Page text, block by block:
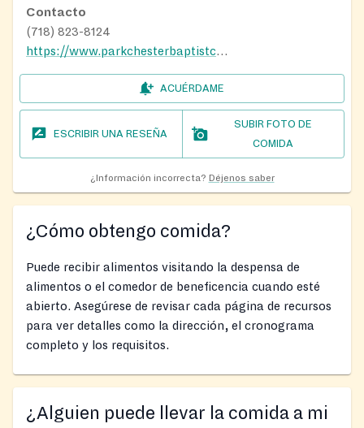
Contacto
(718) 823-8124
https://www.parkchesterbaptistchurch.org
ACUÉRDAME
ESCRIBIR UNA RESEÑA
SUBIR FOTO DE
COMIDA
¿Información incorrecta? Déjenos saber
¿Cómo obtengo comida?
Puede recibir alimentos visitando la despensa de
alimentos o el comedor de beneficencia cuando esté
abierto. Asegúrese de revisar cada página de recursos
para ver detalles como la dirección, el cronograma
completo y los requisitos.
¿Alguien puede llevar la comida a mi